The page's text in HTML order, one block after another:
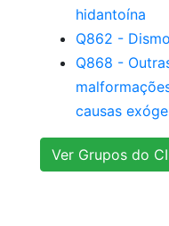
hidantoína
Q862 -
Q868 -
causas
Ver Grupos do